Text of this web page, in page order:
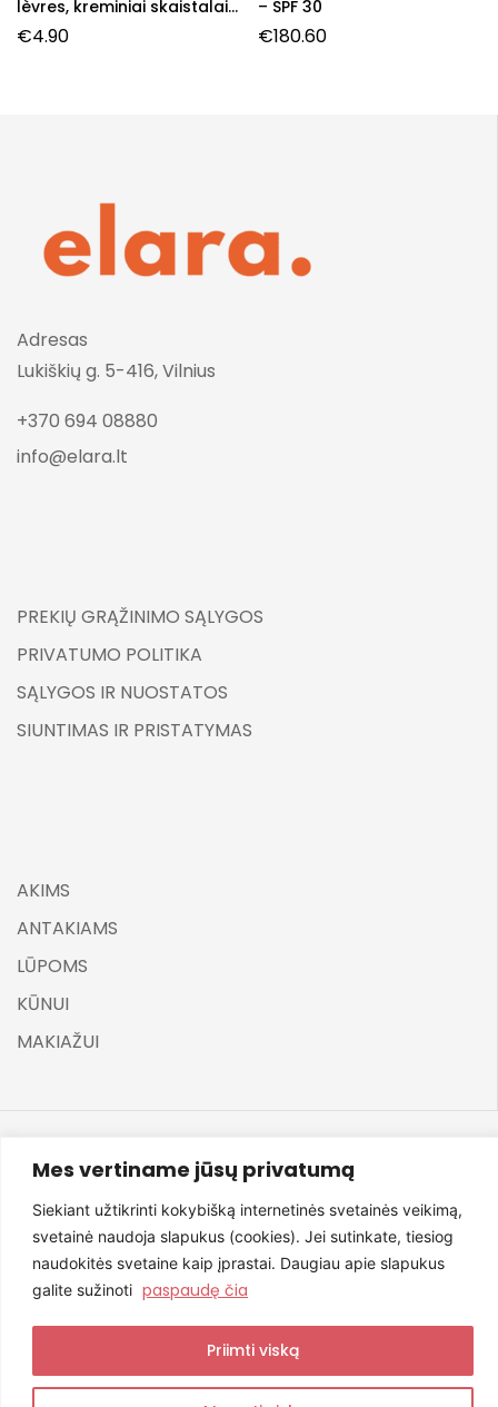
Mes vertiname jūsų privatumą
Siekiant užtikrinti kokybišką internetinės svetainės veikimą,
svetainė naudoja slapukus (cookies). Jei sutinkate, tiesiog
naudokitės svetaine kaip įprastai. Daugiau apie slapukus
galite sužinoti paspaudę čia
Priimti viską
lèvres, kreminiai skaistalai,
01- Nude Mood, 3 g.
€4.90
– SPF 30
€180.60
Adresas
Lukiškių g. 5-416, Vilnius
+370 694 08880
info@elara.lt
PREKIŲ GRĄŽINIMO SĄLYGOS
PRIVATUMO POLITIKA
SĄLYGOS IR NUOSTATOS
SIUNTIMAS IR PRISTATYMAS
AKIMS
ANTAKIAMS
LŪPOMS
KŪNUI
MAKIAŽUI
Svetainę sukūrė NexDev